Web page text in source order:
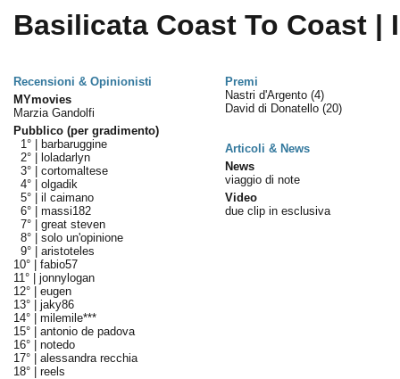
Basilicata Coast To Coast |
Recensioni & Opinionisti
Premi
MYmovies
Marzia Gandolfi
Pubblico (per gradimento)
1° |
barbaruggine
2° |
loladarlyn
3° | cortomaltese
4° | olgadik
5° | il caimano
6° | massi182
7° | great steven
8° | solo un'opinione
9° | aristoteles
10° | fabio57
11° | jonnylogan
12° | eugen
13° | jaky86
14° | milemile***
15° | antonio de padova
16° | notedo
17° | alessandra recchia
18° | reels
Nastri d'Argento (4)
David di Donatello (20)
Articoli & News
News
viaggio di note
Video
due clip in esclusiva